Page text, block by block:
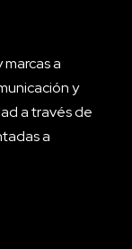
a
y
a través de
a